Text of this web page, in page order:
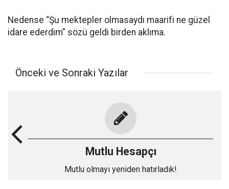
Nedense “Şu mektepler olmasaydı maarifi ne güzel
idare ederdim” sözü geldi birden aklıma.
Önceki ve Sonraki Yazılar
Mutlu Hesapçı
Mutlu olmayı yeniden hatırladık!